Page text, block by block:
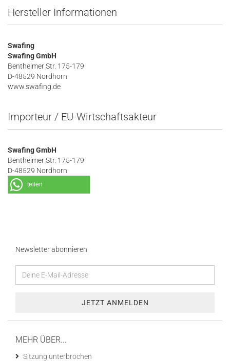
Hersteller Informationen
Swafing
Swafing GmbH
Bentheimer Str. 175-179
D-48529 Nordhorn
www.swafing.de
Importeur / EU-Wirtschaftsakteur
Swafing GmbH
Bentheimer Str. 175-179
D-48529 Nordhorn
teilen
Newsletter abonnieren
MEHR ÜBER...
Sitzung unterbrochen